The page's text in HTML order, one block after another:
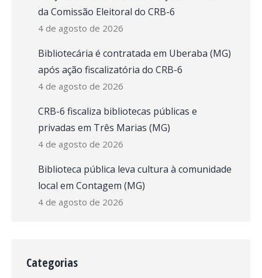
da Comissão Eleitoral do CRB-6
4 de agosto de 2026
Bibliotecária é contratada em Uberaba (MG)
após ação fiscalizatória do CRB-6
4 de agosto de 2026
CRB-6 fiscaliza bibliotecas públicas e
privadas em Três Marias (MG)
4 de agosto de 2026
Biblioteca pública leva cultura à comunidade
local em Contagem (MG)
4 de agosto de 2026
Categorias